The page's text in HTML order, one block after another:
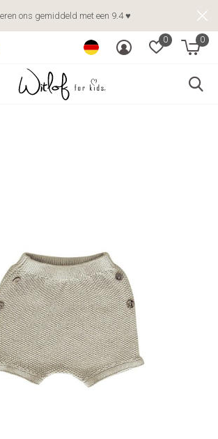
0 0
ons gemiddeld met een 9.4 ♥